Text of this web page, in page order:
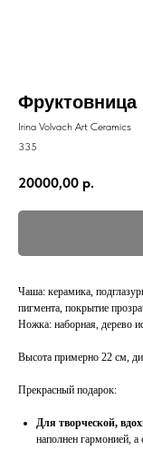
Irina Volvach Art Ceramics
335
20000,00 р.
Чаша: керамика,
пигмента, покрытие
Ножка: наборная, дерево
Высота примерно 22 см,
Прекрасный подарок:
Для творческой,
наполнен гармонией,